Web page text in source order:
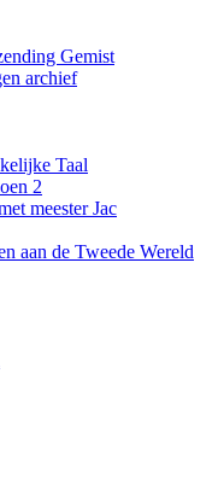
Gemist
archief
Taal
2
meester Jac
aan de Tweede Wereld